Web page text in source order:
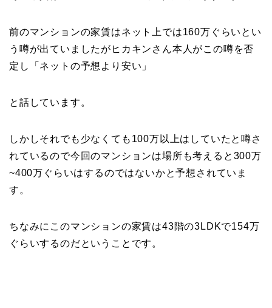
前のマンションの家賃はネット上では160万ぐらいとい
う噂が出ていましたがヒカキンさん本人がこの噂を否
定し「ネットの予想より安い」
と話しています。
しかしそれでも少なくても100万以上はしていたと噂さ
れているので今回のマンションは場所も考えると300万
~400万ぐらいはするのではないかと予想されていま
す。
ちなみにこのマンションの家賃は43階の3LDKで154万
ぐらいするのだということです。